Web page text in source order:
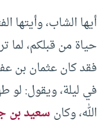
أيها الشاب، وأيتها
حياة من قبلكم،
فقد كان عثمان بن
في ليلة، ويقول: لو
الله، وكانسعيد بن